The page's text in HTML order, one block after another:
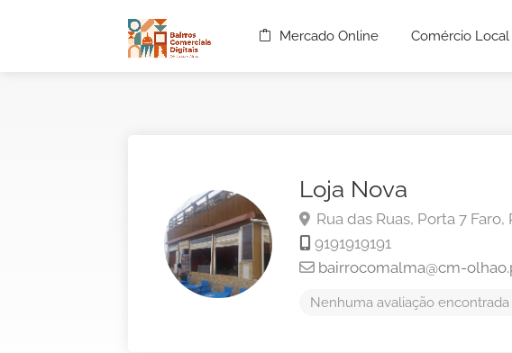
Mercado Online Comércio Local
Loja Nova
Rua das Ruas, Porta 7 Faro,
9191919191
bairrocomalma@cm-
Nenhuma avaliação encontrada